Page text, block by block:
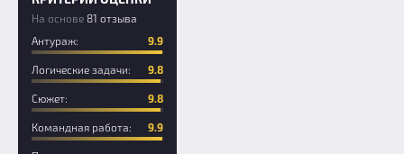
На основе 81 отзыва
Антураж:
9.9
Логические задачи: 9.8
Сюжет: 9.8
Командная работа: 9.9